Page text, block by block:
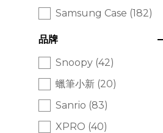
Samsung Case (182)
品牌
Snoopy (42)
蠟筆小新 (20)
Sanrio (83)
XPRO (40)